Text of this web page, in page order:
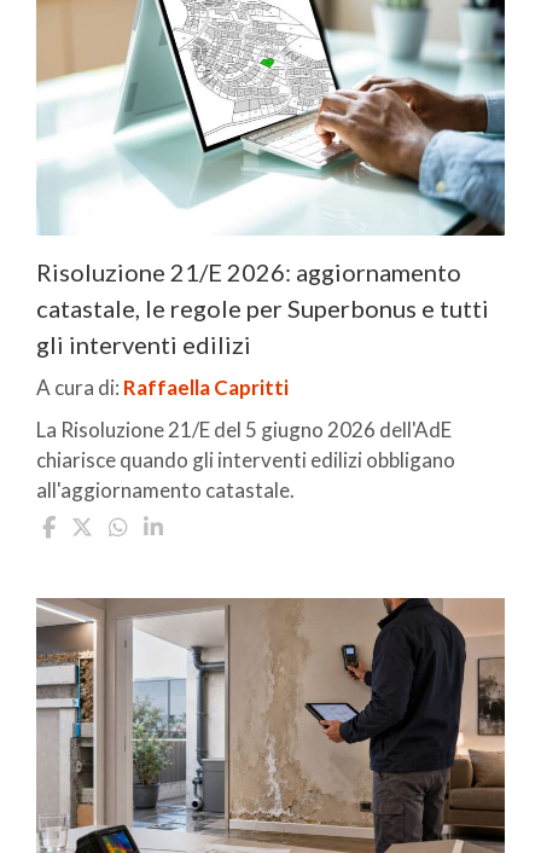
Risoluzione 21/E 2026: aggiornamento
catastale, le regole per Superbonus e tutti
gli interventi edilizi
A cura di: Raffaella Capritti
La Risoluzione 21/E del 5 giugno 2026 dell'AdE
chiarisce quando gli interventi edilizi obbligano
all'aggiornamento catastale.